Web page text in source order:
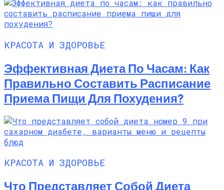
КРАСОТА И ЗДОРОВЬЕ
Эффективная Диета По Часам: Как
Правильно Составить Расписание
Приема Пищи Для Похудения?
КРАСОТА И ЗДОРОВЬЕ
Что Представляет Собой Диета